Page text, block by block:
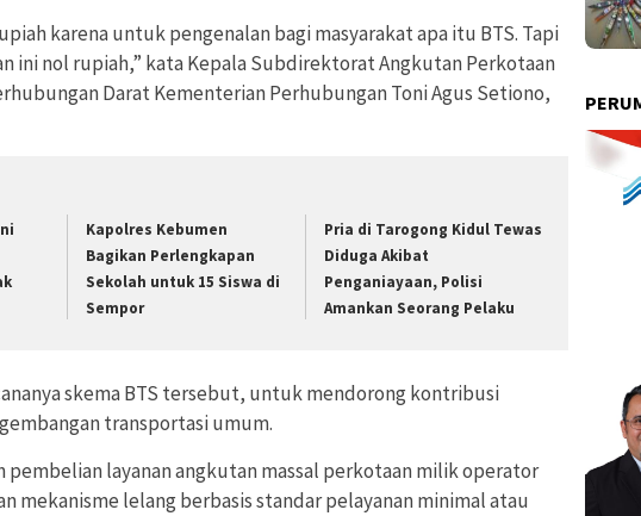
karena untuk pengenalan bagi masyarakat apa itu BTS. Tapi
ini nol rupiah,” kata Kepala Subdirektorat Angkutan Perkotaan
Darat Kementerian Perhubungan Toni Agus Setiono,
Kapolres Kebumen
Bagikan Perlengkapan
Sekolah untuk 15 Siswa di
Sempor
Pria di Tarogong Kidul Tewas
Diduga Akibat
Penganiayaan, Polisi
Amankan Seorang Pelaku
skema BTS tersebut, untuk mendorong kontribusi
transportasi umum.
pembelian layanan angkutan massal perkotaan milik operator
mekanisme lelang berbasis standar pelayanan minimal atau